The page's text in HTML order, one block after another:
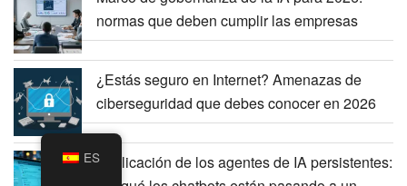
normas que deben cumplir las empresas
¿Estás seguro en Internet? Amenazas de
ciberseguridad que debes conocer en 2026
Explicación de los agentes de IA persistentes:
ES